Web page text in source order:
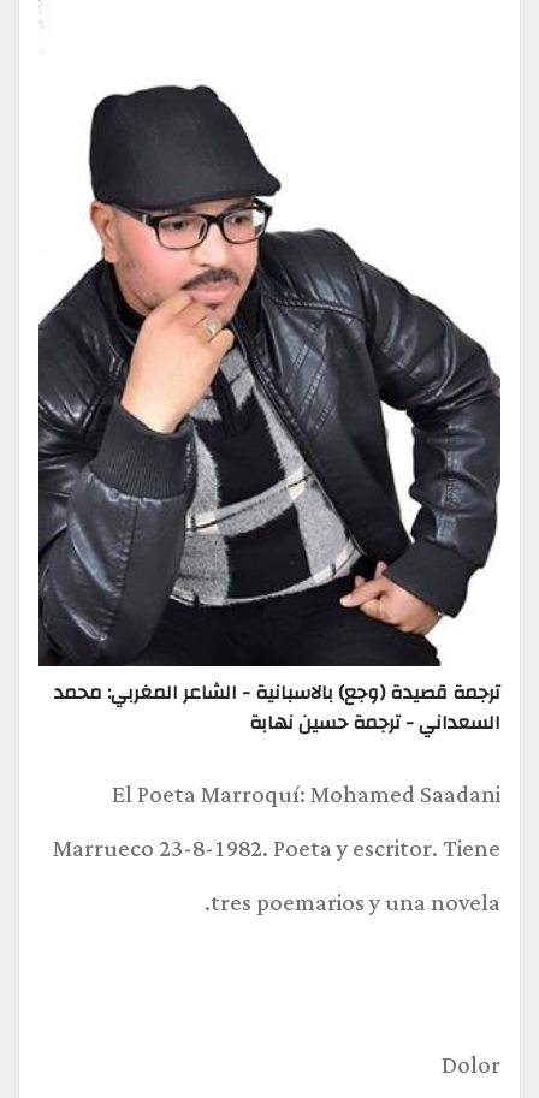
ترجمة قصيدة (وجع) بالاسبانية - الشاعر المغربي: محمد
السعداني - ترجمة حسين نهابة
El Poeta Marroquí: Mohamed Saadani
Marrueco 23-8-1982. Poeta y escritor. Tiene
tres poemarios y una novela.
Dolor